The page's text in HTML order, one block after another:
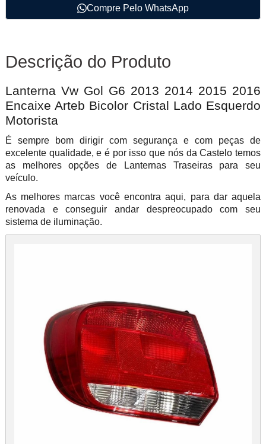
Compre Pelo WhatsApp
Descrição do Produto
Lanterna Vw Gol G6 2013 2014 2015 2016
Encaixe Arteb Bicolor Cristal Lado Esquerdo
Motorista
É sempre bom dirigir com segurança e com peças de
excelente qualidade, e é por isso que nós da Castelo temos
as melhores opções de Lanternas Traseiras para seu
veículo.
As melhores marcas você encontra aqui, para dar aquela
renovada e conseguir andar despreocupado com seu
sistema de iluminação.